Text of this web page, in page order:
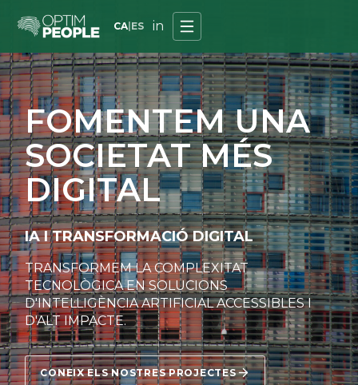
CA ES in
FOMENTEM UNA
FOMENTEM UNA
SOCIETAT MÉS
DIGITAL
IA I TRANSFORMACIÓ DIGITAL
TRANSFORMEM LA COMPLEXITAT
TECNOLÒGICA EN SOLUCIONS
D'INTEL·LIGÈNCIA ARTIFICIAL ACCESSIBLES I
D'ALT IMPACTE.
CONEIX ELS NOSTRES PROJECTES